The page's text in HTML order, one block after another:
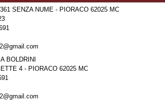
SENZA NUME - PIORACO 62025 MC
BOLDRINI
4 - PIORACO 62025 MC